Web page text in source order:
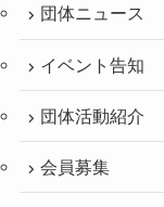
団体ニュース
イベント告知
団体活動紹介
会員募集